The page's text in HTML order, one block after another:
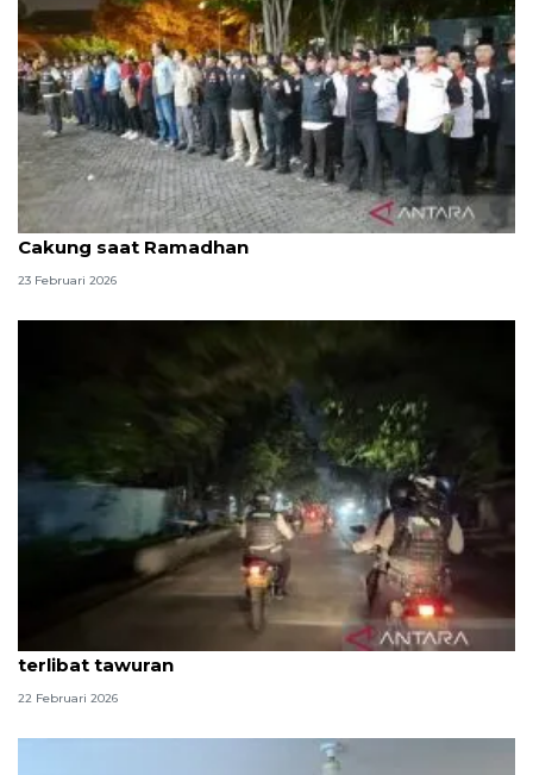
Personel gabungan perketat patroli titik rawan di
Cakung saat Ramadhan
23 Februari 2026
Orang tua diminta berperan hindarkan anak
terlibat tawuran
22 Februari 2026